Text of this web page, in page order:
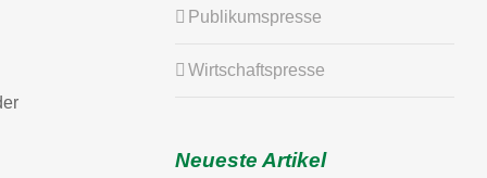
Publikumspresse
Wirtschaftspresse
Neueste Artikel